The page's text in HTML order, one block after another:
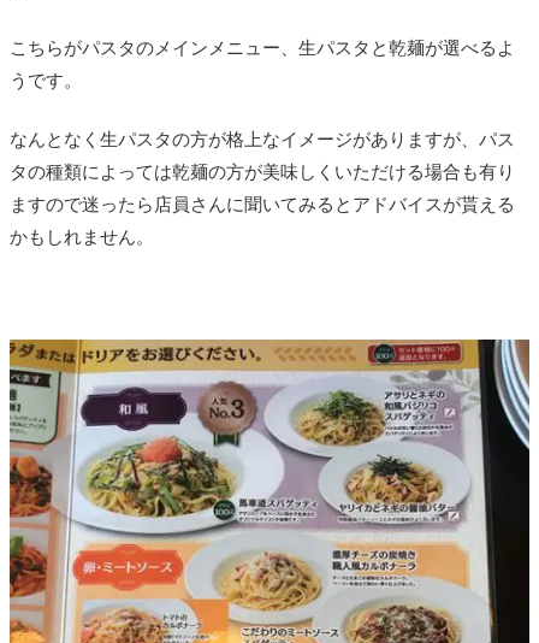
こちらがパスタのメインメニュー、生パスタと乾麺が選べるよ
うです。
なんとなく生パスタの方が格上なイメージがありますが、パス
タの種類によっては乾麺の方が美味しくいただける場合も有り
ますので迷ったら店員さんに聞いてみるとアドバイスが貰える
かもしれません。